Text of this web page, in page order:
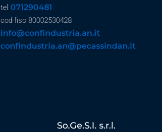
tel 071290481
cod fisc 80002530428
info@confindustria.an.it
confindustria.an@pecassindan.it
So.Ge.S.I. s.r.l.